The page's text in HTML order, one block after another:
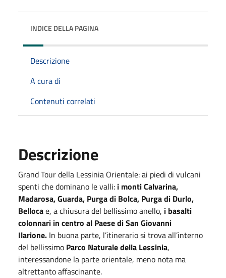
INDICE DELLA PAGINA
Descrizione
A cura di
Contenuti correlati
Descrizione
Grand Tour della Lessinia Orientale: ai piedi di vulcani
spenti che dominano le valli: i monti Calvarina,
Madarosa, Guarda, Purga di Bolca, Purga di Durlo,
Bellocae, a chiusura del bellissimo anello, i basalti
colonnari in centro al Paese di San Giovanni
Ilarione. In buona parte, l’itinerario si trova all’interno
del bellissimo Parco Naturale della Lessinia,
interessandone la parte orientale, meno nota ma
altrettanto affascinante.